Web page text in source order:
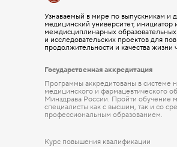
Государственная аккредитация
Узнаваемый в мире по выпускникам и
медицинский университет, инициатор
междисциплинарных образовательных
и исследовательских проектов для
продолжительности и качества жизни
Программы аккредитованы в системе
медицинского и фармацевтического
Минздрава России. Пройти обучение
специалисты как с высшим, так и со
профессиональным образованием.
Курс повышения квалификации